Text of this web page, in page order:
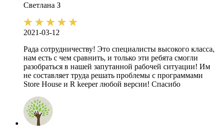
Светлана З
2021-03-12
Рада сотрудничеству! Это специалисты высокого класса,
нам есть с чем сравнить, и только эти ребята смогли
разобраться в нашей запутанной рабочей ситуации! Им
не составляет труда решать проблемы с программами
Store House и R keeper любой версии! Спасибо